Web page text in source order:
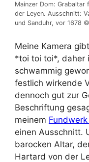
Mainzer Dom: Grabaltar
der Leyen. Ausschnitt:
und Sanduhr, vor 1678
Meine Kamera
*toi toi toi*, daher
schwammig
festlich wirkende
dennoch gut zur
Beschriftung
meinem
einen Ausschnitt.
barocken Altar,
Hartard von der